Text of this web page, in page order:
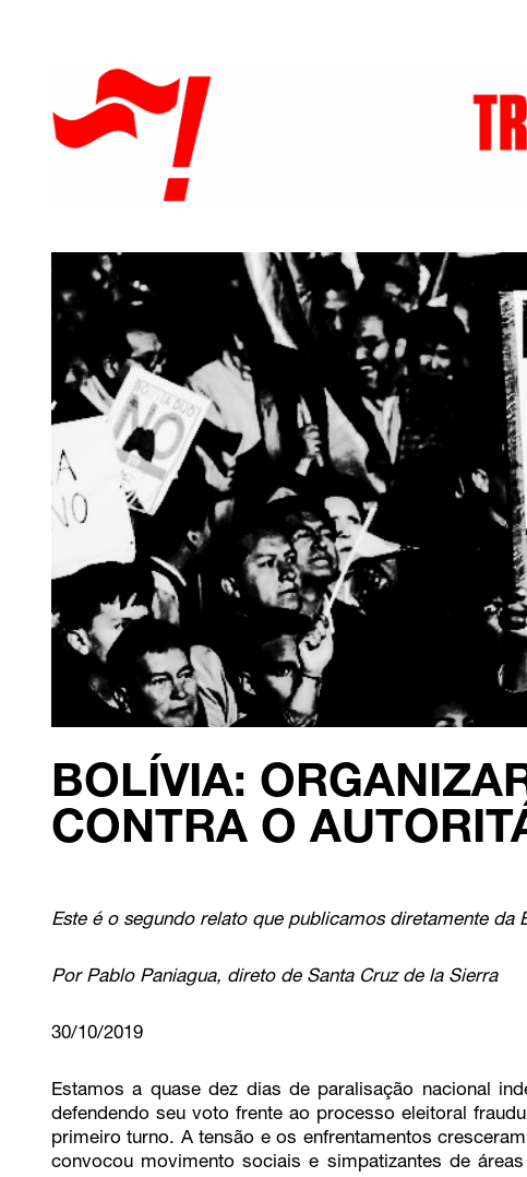
BOLÍVIA:
CONTRA O
Este é o segundo relato que publicamos diretamente
Por Pablo Paniagua, direto de Santa Cruz de la Sierra
30/10/2019
Estamos a quase dez dias de paralisação nacional
defendendo seu voto frente ao processo eleitoral
primeiro turno. A tensão e os enfrentamentos
convocou movimento sociais e simpatizantes de